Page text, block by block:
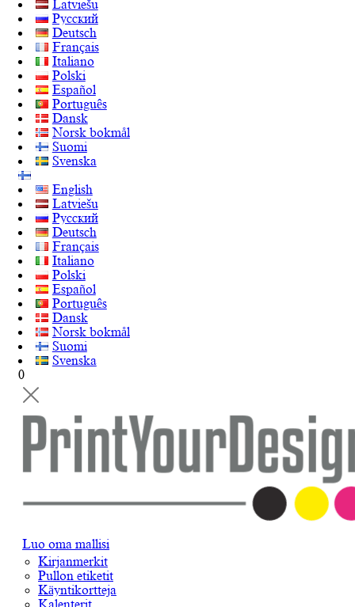
Latviešu
Русский
Deutsch
Français
Italiano
Polski
Español
Português
Dansk
Norsk bokmål
Suomi
Svenska
English
Latviešu
Русский
Deutsch
Français
Italiano
Polski
Español
Português
Dansk
Norsk bokmål
Suomi
Svenska
0
Luo oma mallisi
Kirjanmerkit
Pullon etiketit
Käyntikortteja